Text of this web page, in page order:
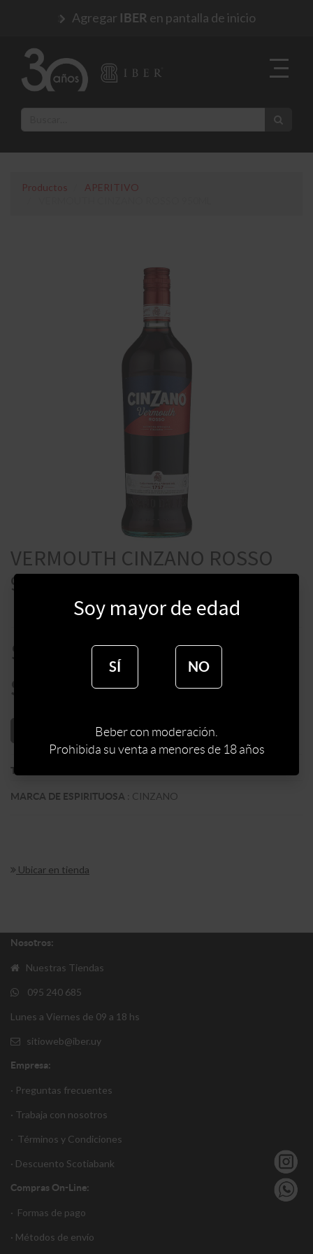
Agregar IBER en pantalla de inicio
Productos
APERITIVO
VERMOUTH CINZANO ROSSO
950ML
$
$
AÑADIR AL CARRITO
TIPO DE ESPIRITUOSA
MARCA DE ESPIRITUOSA : CINZANO
Ubicar en tienda
Nosotros:
Nuestras Tiendas
095 240 685
Lunes a Viernes de 09 a 18 hs
sitioweb@iber.uy
Empresa:
· Preguntas frecuentes
· Trabaja con nosotros
· Términos y Condiciones
· Descuento Scotiabank
Compras On-Line:
· Formas de pago
· Métodos de envío
Soy mayor de edad
SÍ NO
Beber con moderación.
Prohibida su venta a menores de 18 años